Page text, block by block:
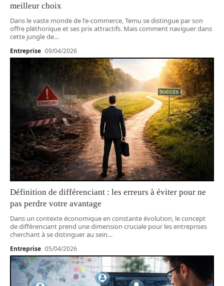
meilleur choix
Dans le vaste monde de l'e-commerce, Temu se distingue par son
offre pléthorique et ses prix attractifs. Mais comment naviguer dans
cette jungle de…
Entreprise 09/04/2026
Définition de différenciant : les erreurs à éviter pour ne
pas perdre votre avantage
Dans un contexte économique en constante évolution, le concept
de différenciant prend une dimension cruciale pour les entreprises
cherchant à se distinguer au sein…
Entreprise 05/04/2026